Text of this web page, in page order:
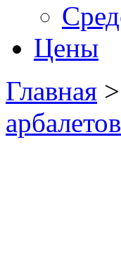
Цены
Главная >
арбалетов